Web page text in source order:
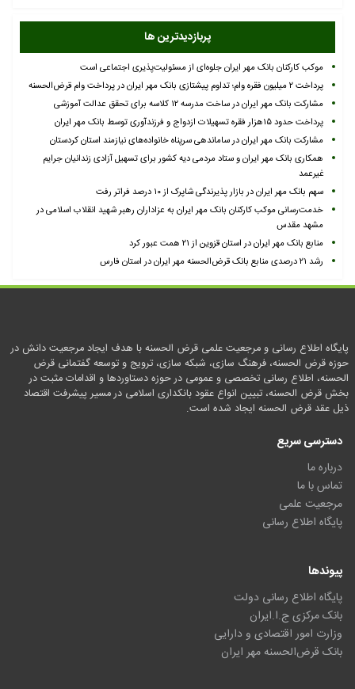
پربازدیدترین ها
موکب کارکنان بانک مهر ایران جلوه‌ای از مسئولیت‌پذیری اجتماعی است
پرداخت ۲ میلیون فقره وام؛ تداوم پیشتازی بانک مهر ایران در پرداخت وام قرض‌الحسنه
مشارکت بانک مهر ایران در ساخت مدرسه ۱۲ کلاسه برای تحقق عدالت آموزشی
پرداخت حدود ۱۵هزار فقره تسهیلات ازدواج و فرزندآوری توسط بانک مهر ایران
مشارکت بانک مهر ایران در ساماندهی سرپناه خانواده‌های نیازمند استان کردستان
همکاری بانک مهر ایران و ستاد مردمی دیه کشور برای تسهیل آزادی زندانیان جرایم
غیرعمد
سهم بانک مهر ایران در بازار پذیرندگی شاپرک از ۱۰ درصد فراتر رفت
خدمت‌رسانی موکب کارکنان بانک مهر ایران به عزاداران رهبر شهید انقلاب اسلامی در
مشهد مقدس
منابع بانک مهر ایران در استان قزوین از ۲۱ همت عبور کرد
رشد ۲۱ درصدی منابع بانک قرض‌الحسنه مهر ایران در استان فارس
پایگاه اطلاع رسانی و مرجعیت علمی قرض الحسنه با هدف ایجاد مرجعیت دانش در
حوزه قرض الحسنه، فرهنگ سازی، شبکه سازی، ترویج و توسعه گفتمانی قرض
الحسنه، اطلاع رسانی تخصصی و عمومی در حوزه دستاوردها و اقدامات مثبت در
بخش قرض الحسنه، تبیین انواع عقود بانکداری اسلامی در مسیر پیشرفت اقتصاد
ذیل عقد قرض الحسنه ایجاد شده است.
دسترسی سریع
درباره ما
تماس با ما
مرجعیت علمی
پایگاه اطلاع رسانی
پیوندها
پایگاه اطلاع رسانی دولت
بانک مرکزی ج.ا.ایران
وزارت امور اقتصادی و دارایی
بانک قرض‌الحسنه مهر ایران